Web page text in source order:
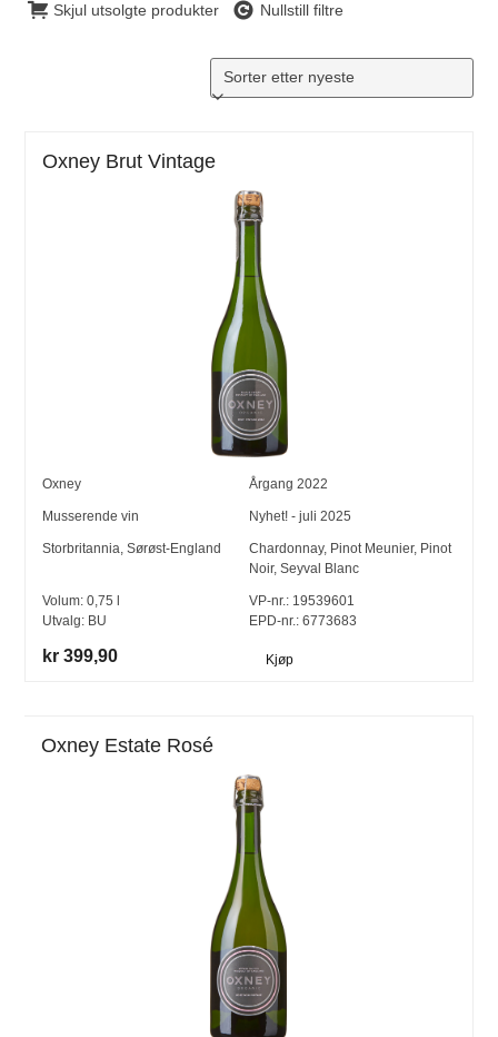
Skjul utsolgte produkter Nullstill filtre
Oxney Brut Vintage
Oxney Årgang 2022
Musserende vin Nyhet! - juli 2025
Storbritannia,Sørøst-England Chardonnay, Pinot Meunier, Pinot
Noir, Seyval Blanc
Volum:0,75
Utvalg: BU
VP-nr.: 19539601
EPD-nr.: 6773683
kr 399,90 Kjøp
Oxney Estate Rosé